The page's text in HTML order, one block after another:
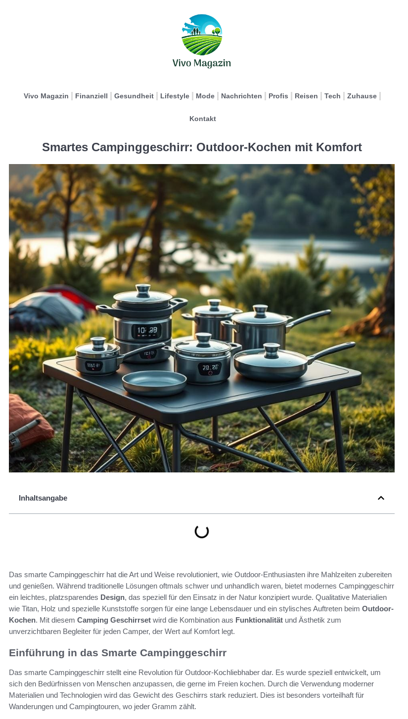
Vivo Magazin Finanziell Gesundheit Lifestyle Mode Nachrichten Profis Reisen Tech Zuhause
Kontakt
Smartes Campinggeschirr: Outdoor-Kochen mit Komfort
Inhaltsangabe
Das smarte Campinggeschirr hat die Art und Weise revolutioniert, wie Outdoor-Enthusiasten ihre Mahlzeiten zubereiten
und genießen. Während traditionelle Lösungen oftmals schwer und unhandlich waren, bietet modernes Campinggeschirr
ein leichtes, platzsparendes Design, das speziell für den Einsatz in der Natur konzipiert wurde. Qualitative Materialien
wie Titan, Holz und spezielle Kunststoffe sorgen für eine lange Lebensdauer und ein stylisches Auftreten beim Outdoor-
Kochen. Mit diesem Camping Geschirrset wird die Kombination aus Funktionalität und Ästhetik zum
unverzichtbaren Begleiter für jeden Camper, der Wert auf Komfort legt.
Einführung in das Smarte Campinggeschirr
Das smarte Campinggeschirr stellt eine Revolution für Outdoor-Kochliebhaber dar. Es wurde speziell entwickelt, um
sich den Bedürfnissen von Menschen anzupassen, die gerne im Freien kochen. Durch die Verwendung moderner
Materialien und Technologien wird das Gewicht des Geschirrs stark reduziert. Dies ist besonders vorteilhaft für
Wanderungen und Campingtouren, wo jeder Gramm zählt.